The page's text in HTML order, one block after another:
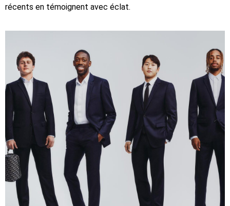
récents en témoignent avec éclat.